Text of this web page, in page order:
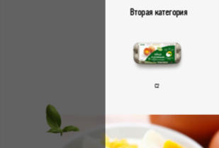
Вторая категория
С2